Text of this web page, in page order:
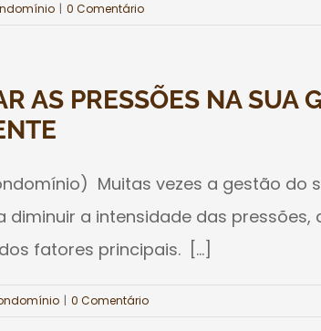
| 0 Comentário
AS PRESSÕES NA SUA
Muitas vezes a gestão
diminuir a intensidade das
fatores principais. [...]
| 0 Comentário